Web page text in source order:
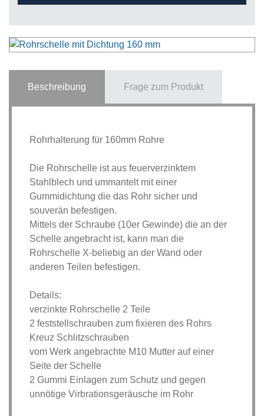
Beschreibung Frage zum Produkt
Rohrhalterung für 160mm Rohre
Die Rohrschelle ist aus feuerverzinktem
Stahlblech und ummantelt mit einer
Gummidichtung die das Rohr sicher und
souverän befestigen.
Mittels der Schraube (10er Gewinde) die an der
Schelle angebracht ist, kann man die
Rohrschelle X-beliebig an der Wand oder
anderen Teilen befestigen.
Details:
verzinkte Rohrschelle 2 Teile
2 feststellschrauben zum fixieren des Rohrs
Kreuz Schlitzschrauben
vom Werk angebrachte M10 Mutter auf einer
Seite der Schelle
2 Gummi Einlagen zum Schutz und gegen
unnötige Virbrationsgeräusche im Rohr